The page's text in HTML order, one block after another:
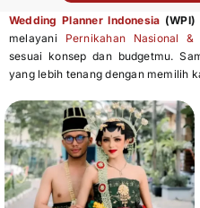
Wedding Planner Indonesia (WPI)
melayani Pernikahan Nasional &
sesuai konsep dan budgetmu.
yang lebih tenang dengan memilih